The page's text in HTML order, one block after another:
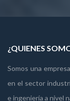
¿QUIENES
Somos una
en el sector
e ingeniería a nivel